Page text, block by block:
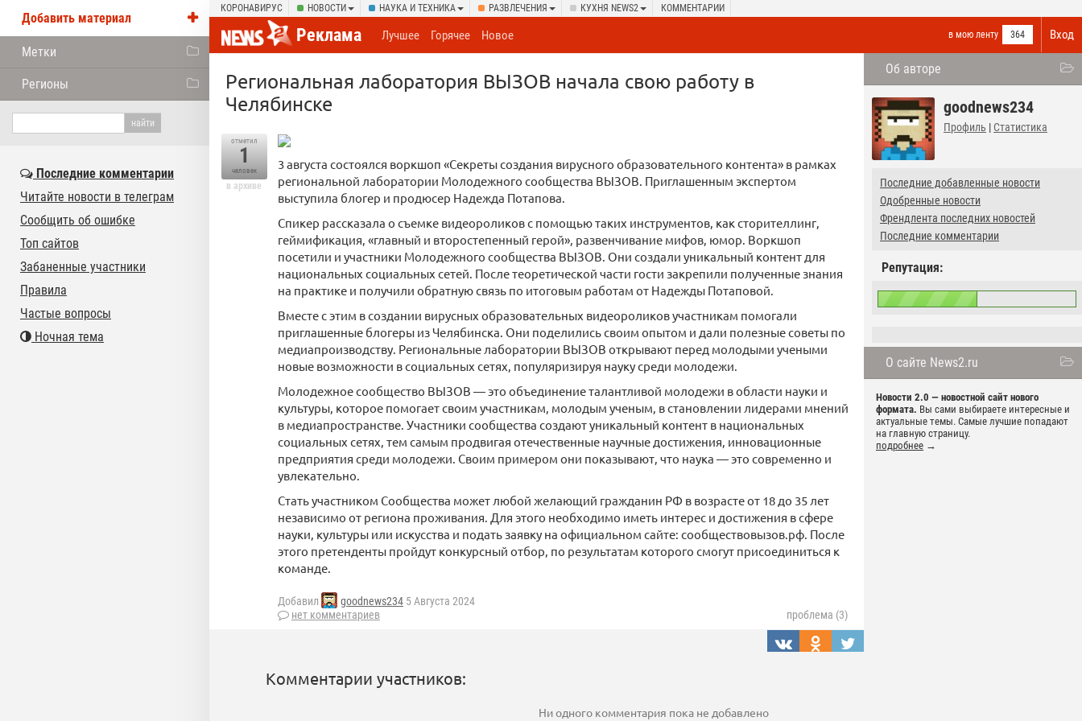
КОРОНАВИРУС НОВОСТИ НАУКА И ТЕХНИКА РАЗВЛЕЧЕНИЯ КУХНЯ NEWS2 КОММЕНТАРИИ
Вход
Реклама в мою ленту 364
Лучшее Горячее Новое
Об авторе
goodnews234
Профиль | Статистика
Последние добавленные новости
Одобренные новости
Френдлента последних новостей
Последние комментарии
Репутация:
О сайте News2.ru
Новости 2.0 — новостной сайт нового
формата. Вы сами выбираете интересные и
актуальные темы. Самые лучшие попадают
на главную страницу.
подробнее →
Региональная лаборатория ВЫЗОВ начала свою работу в
Челябинске
отметил
1
человек
в архиве
3 августа состоялся воркшоп «Секреты создания вирусного образовательного контента» в рамках
региональной лаборатории Молодежного сообщества ВЫЗОВ. Приглашенным экспертом
выступила блогер и продюсер Надежда Потапова.
Спикер рассказала о съемке видеороликов с помощью таких инструментов, как сторителлинг,
геймификация, «главный и второстепенный герой», развенчивание мифов, юмор. Воркшоп
посетили и участники Молодежного сообщества ВЫЗОВ. Они создали уникальный контент для
национальных социальных сетей. После теоретической части гости закрепили полученные знания
на практике и получили обратную связь по итоговым работам от Надежды Потаповой.
Вместе с этим в создании вирусных образовательных видеороликов участникам помогали
приглашенные блогеры из Челябинска. Они поделились своим опытом и дали полезные советы по
медиапроизводству. Региональные лаборатории ВЫЗОВ открывают перед молодыми учеными
новые возможности в социальных сетях, популяризируя науку среди молодежи.
Молодежное сообщество ВЫЗОВ — это объединение талантливой молодежи в области науки и
культуры, которое помогает своим участникам, молодым ученым, в становлении лидерами мнений
в медиапространстве. Участники сообщества создают уникальный контент в национальных
социальных сетях, тем самым продвигая отечественные научные достижения, инновационные
предприятия среди молодежи. Своим примером они показывают, что наука — это современно и
увлекательно.
Стать участником Сообщества может любой желающий гражданин РФ в возрасте от 18 до 35 лет
независимо от региона проживания. Для этого необходимо иметь интерес и достижения в сфере
науки, культуры или искусства и подать заявку на официальном сайте: сообществовызов.рф. После
этого претенденты пройдут конкурсный отбор, по результатам которого смогут присоединиться к
команде.
Добавил goodnews234 5 Августа 2024
нет комментариев
проблема (3)
Комментарии участников:
Ни одного комментария пока не добавлено
Добавить материал
Метки
Регионы
Последние комментарии
Читайте новости в телеграм
Сообщить об ошибке
Топ сайтов
Забаненные участники
Правила
Частые вопросы
Ночная тема